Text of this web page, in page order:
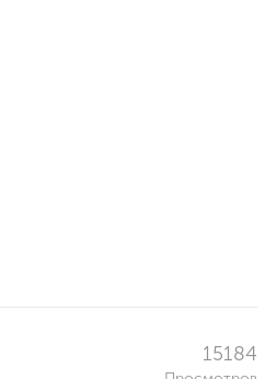
15184